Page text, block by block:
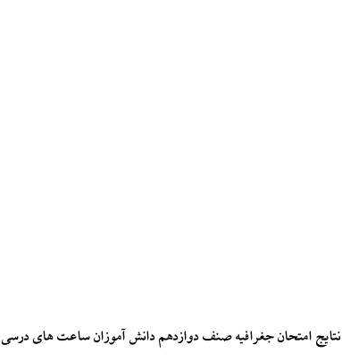
نتایج امتحان جغرافیه صنف دوازدهم دانش آموزان ساعت های درسی ۷:۳۰ الی ۹ و ۱ الی ۲:۳۰ نمایندگی حصه اول